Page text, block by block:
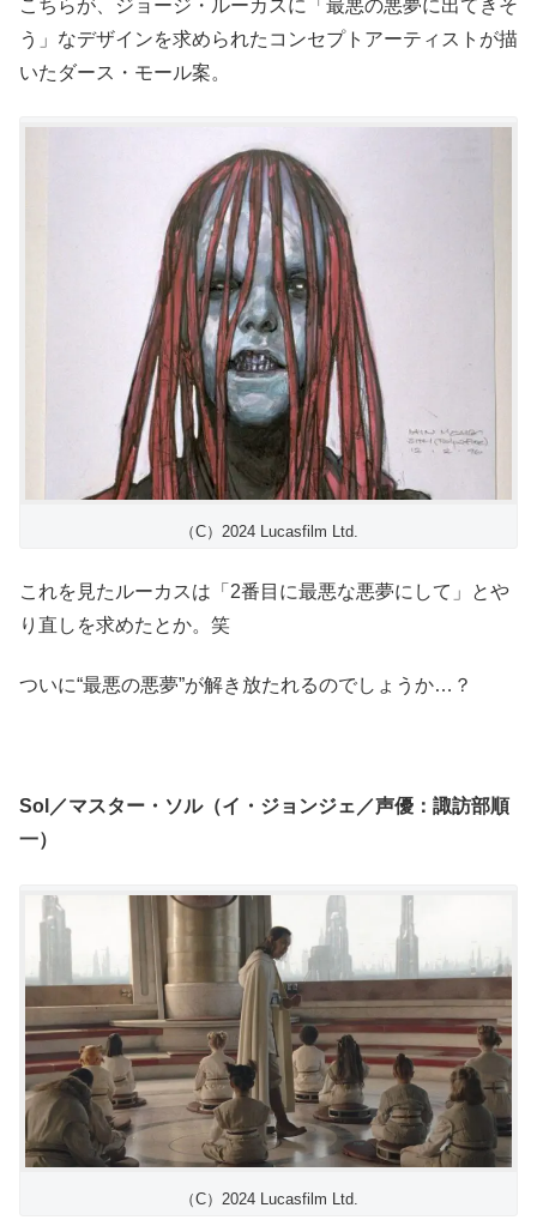
こちらが、ジョージ・ルーカスに「最悪の悪夢に出てきそ
う」なデザインを求められたコンセプトアーティストが描
いたダース・モール案。
（C）2024 Lucasfilm Ltd.
これを見たルーカスは「2番目に最悪な悪夢にして」とや
り直しを求めたとか。笑
ついに“最悪の悪夢”が解き放たれるのでしょうか…？
Sol／マスター・ソル（イ・ジョンジェ／声優：諏訪部順
一）
（C）2024 Lucasfilm Ltd.